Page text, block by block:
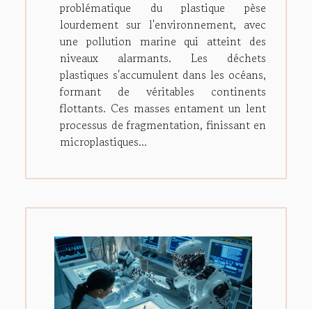
problématique du plastique pèse
lourdement sur l'environnement, avec
une pollution marine qui atteint des
niveaux alarmants. Les déchets
plastiques s'accumulent dans les océans,
formant de véritables continents
flottants. Ces masses entament un lent
processus de fragmentation, finissant en
microplastiques...